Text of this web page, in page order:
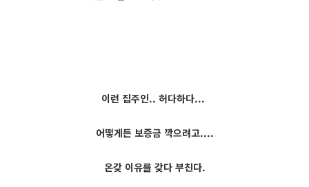
이런 집주인.. 허다하다...
어떻게든 보증금 깍으려고....
온갖 이유를 갖다 부친다.